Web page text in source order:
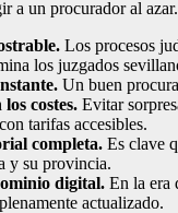
a un procurador al
Los procesos
los juzgados
Un buen
costes. Evitar
tarifas accesibles.
completa. Es clave
y su provincia.
digital. En la era
actualizado.